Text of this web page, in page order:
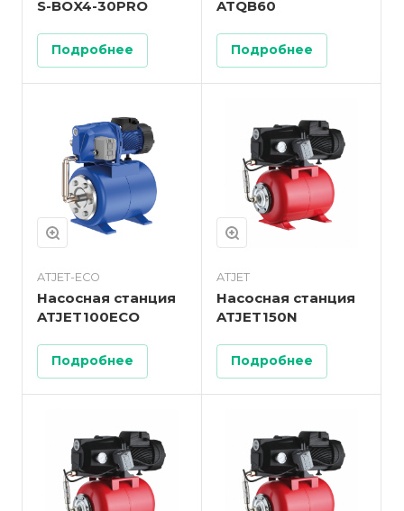
S-BOX4-30PRO
Подробнее
ATQB60
Подробнее
ATJET-ECO
Насосная станция
ATJET100ECO
Подробнее
ATJET
Насосная станция
ATJET150N
Подробнее